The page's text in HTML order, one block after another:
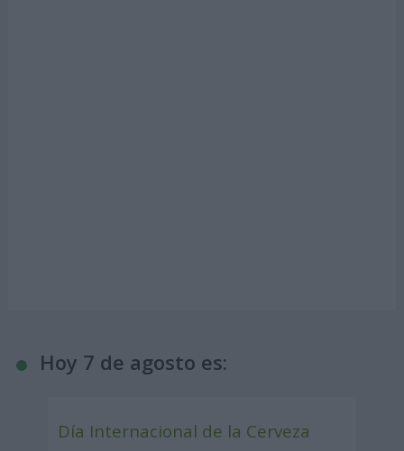
Hoy 7 de agosto es:
Día Internacional de la Cerveza